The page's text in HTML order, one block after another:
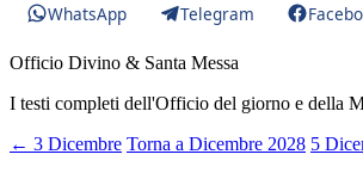
WhatsApp Telegram
Officio Divino & Santa Messa
I testi completi dell'Officio del giorno e della
← 3 Dicembre Torna a Dicembre 2028 5